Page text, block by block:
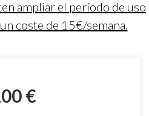
ampliar el período de uso
coste de 15€/semana.
€